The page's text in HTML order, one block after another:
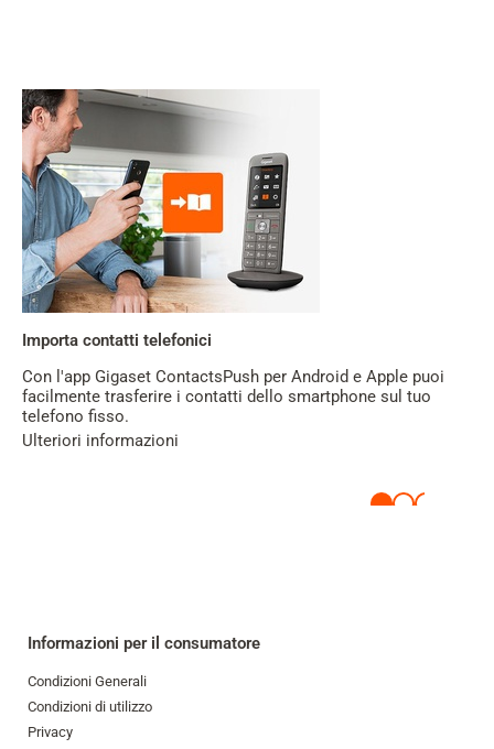
Importa contatti telefonici
Con l'app Gigaset ContactsPush per Android e Apple puoi
facilmente trasferire i contatti dello smartphone sul tuo
telefono fisso.
Ulteriori informazioni
Informazioni per il consumatore
Condizioni Generali
Condizioni di utilizzo
Privacy